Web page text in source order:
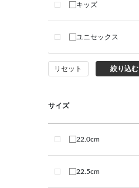
キッズ
ユニセックス
リセット 絞り込む
サイズ
22.0cm
22.5cm